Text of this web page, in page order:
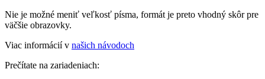
Nie je možné meniť veľkosť písma, formát je preto vhodný skôr pre
väčšie obrazovky.
Viac informácií v našich návodoch
Prečítate na zariadeniach: